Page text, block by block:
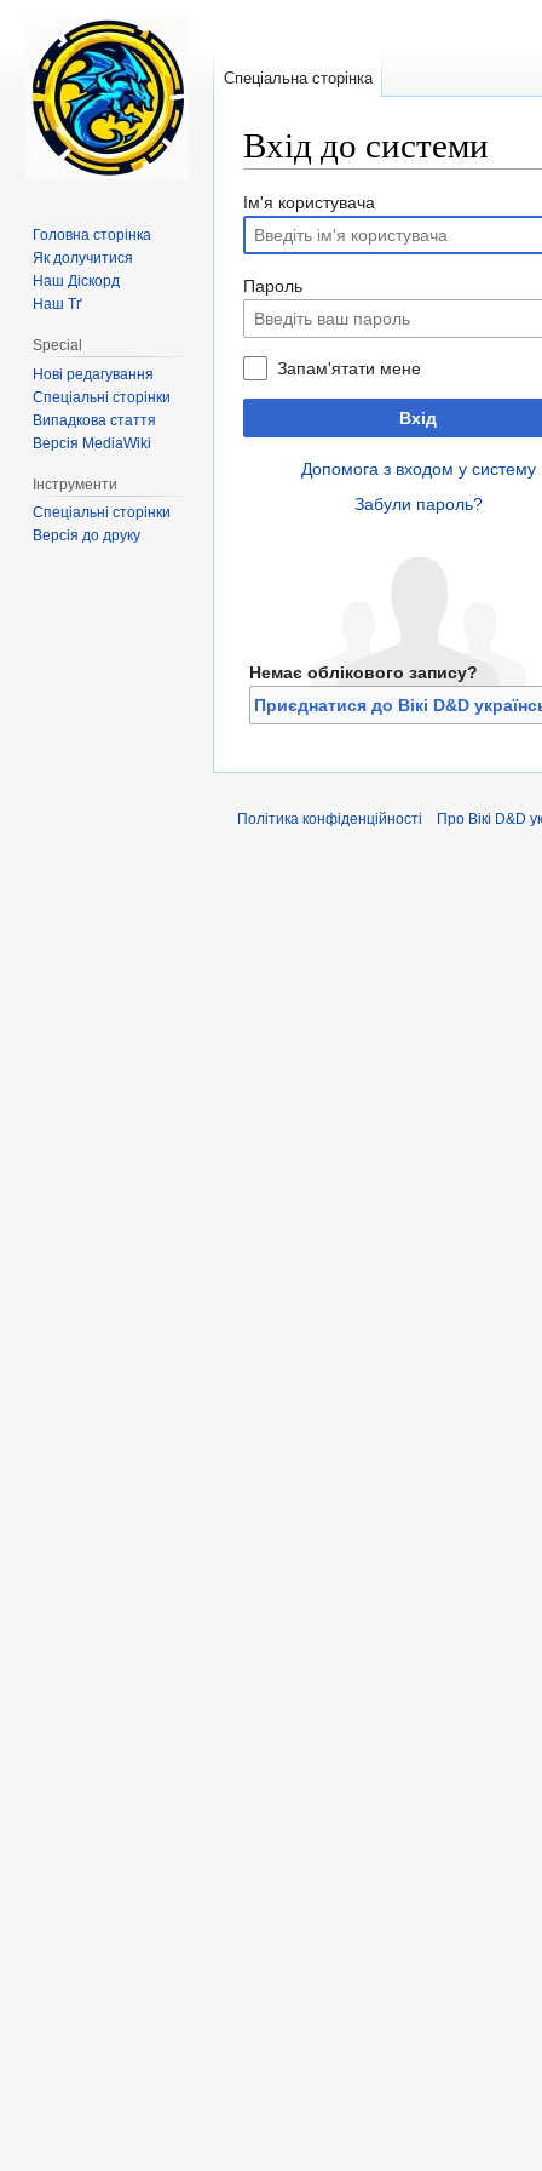
Вхід до системи
Перейти
до
навігації
Перейти
до
пошуку
Ім'я користувача
Пароль
Запам'ятати мене
Вхід
Допомога з входом у систему
Забули пароль?
Немає облікового запису?
Приєднатися до Вікі D&D
Спеціальна сторінка
Головна сторінка
Як долучитися
Наш Діскорд
Наш Тґ
Special
Нові редагування
Спеціальні сторінки
Випадкова стаття
Версія MediaWiki
Інструменти
Спеціальні сторінки
Версія до друку
Політика конфіденційності Про Вікі D&D